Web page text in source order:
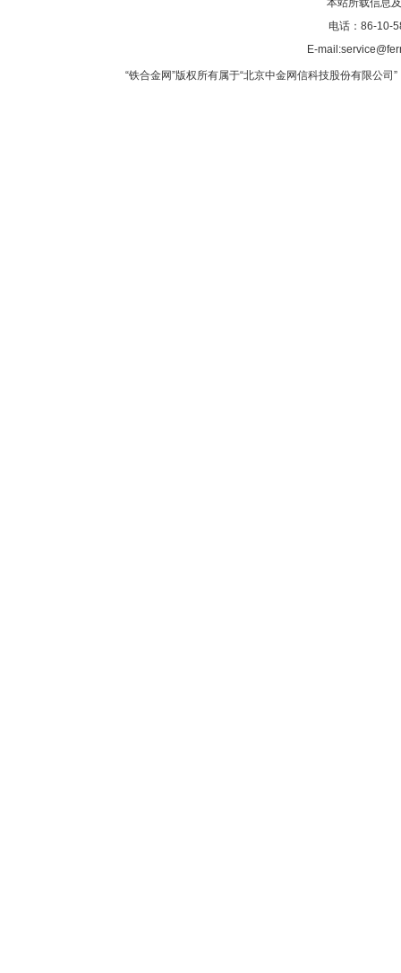
本站所载信息
电话：86-10-
E-
“铁合金网”版权所有属于“北京中金网信科技股份有限公司